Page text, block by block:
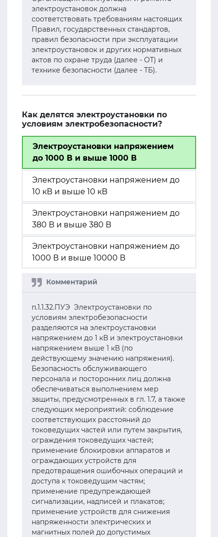
электроустановок должна
соответствовать требованиям настоящих
Правил, государственных стандартов,
правил безопасности при эксплуатации
электроустановок и других нормативных
актов по охране труда (далее - ОТ) и
технике безопасности (далее - ТБ).
Как делятся электроустановки по
условиям электробезопасности?
Электроустановки напряжением
до 1000 В и выше 1000 В
Электроустановки напряжением до
10 кВ и выше 10 кВ
Электроустановки напряжением до
380 В и выше 380 В
Электроустановки напряжением до
1000 В и выше 10000 В
п.1.1.32.ПУЭ Электроустановки по
условиям электробезопасности
разделяются на электроустановки
напряжением до 1 кВ и электроустановки
напряжением выше 1 кВ (по
действующему значению напряжения).
Безопасность обслуживающего
персонала и посторонних лиц должна
обеспечиваться выполнением мер
защиты, предусмотренных в гл. 1.7, а также
следующих мероприятий: соблюдение
соответствующих расстояний до
токоведущих частей или путем закрытия,
ограждения токоведущих частей;
применение блокировки аппаратов и
ограждающих устройств для
предотвращения ошибочных операций и
доступа к токоведущим частям;
применение предупреждающей
сигнализации, надписей и плакатов;
применение устройств для снижения
напряженности электрических и
магнитных полей до допустимых